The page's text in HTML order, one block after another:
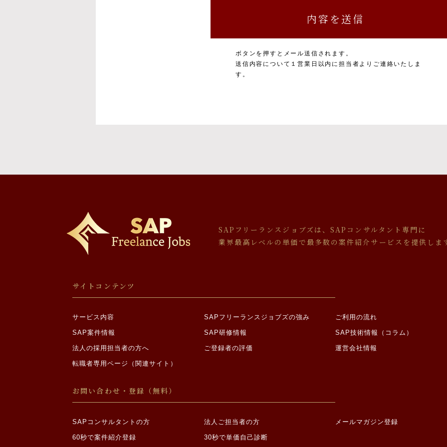
※お預かりした書類については、一部お返しできないことがありますのでご了承ください。
必要となる項目を入力いただかない場合は、本サービスを受けられないことがあります。
場合であって、ご本人の同意を得ることにより、その事務の遂行に支障を及ぼすおそれがあ
・裁判所、検察庁、警察、弁護士会、消費者センター、監督官庁又はこれらに準じた権限を
報についての開示を求められた場合
情報の取り扱いを委託する場合は適切な委託先を選定し、個人情報が安全に管理されるよう適
機微情報の収集制限について
当社は、原則として、以下各号に定める機微な情報（以下「機微情報」といいます。）を収集
人自ら、当社に対して機微情報を提供した場合は、当社が当該機微情報を取得すること、及び
①思想、信条又は宗教に関する事項
③勤労者の団結権、団体交渉その他団体行動の行為に関する事項
⑤保健医療又は性生活に関する事項
ボタンを押すとメール送信されます。
送信内容について１営業日以内に担当者よりご連絡いたしま
す。
SAPフリーランスジョブズは、SAPコンサルタント専門に
業界最高レベルの単価で最多数の案件紹介サービスを提供しま
サイトコンテンツ
サービス内容 SAPフリーランスジョブズの強み ご利用の流れ
SAP案件情報 SAP研修情報 SAP技術情報（コラム）
法人の採用担当者の方へ ご登録者の評価 運営会社情報
転職者専用ページ（関連サイト）
お問い合わせ・登録（無料）
SAPコンサルタントの方 法人ご担当者の方 メールマガジン登録
60秒で案件紹介登録 30秒で単価自己診断